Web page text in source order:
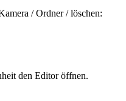
/ Ordner / löschen:
den Editor öffnen.